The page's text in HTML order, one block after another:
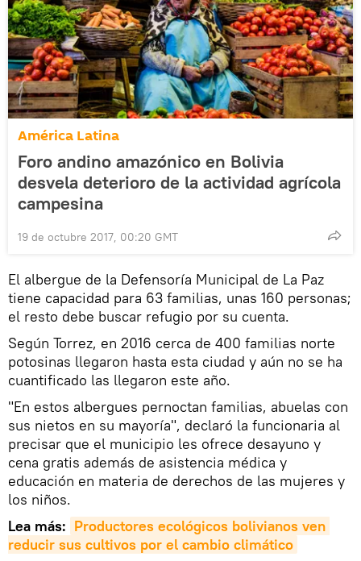
América Latina
Foro andino amazónico en Bolivia
desvela deterioro de la actividad agrícola
campesina
19 de octubre 2017, 00:20 GMT
El albergue de la Defensoría Municipal de La Paz
tiene capacidad para 63 familias, unas 160 personas;
el resto debe buscar refugio por su cuenta.
Según Torrez, en 2016 cerca de 400 familias norte
potosinas llegaron hasta esta ciudad y aún no se ha
cuantificado las llegaron este año.
"En estos albergues pernoctan familias, abuelas con
sus nietos en su mayoría", declaró la funcionaria al
precisar que el municipio les ofrece desayuno y
cena gratis además de asistencia médica y
educación en materia de derechos de las mujeres y
los niños.
Lea más: Productores ecológicos bolivianos ven
reducir sus cultivos por el cambio climático